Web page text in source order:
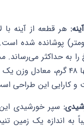
هر قطعه از آینه با
(حدود ۱۰۰ نانومتر) پوشانده
را به حداکثر می‌رساند.
رفته در کل آینه تنها ۴۸ گرم،
و کارایی این طراحی
سپر خورشیدی
تقریباً به اندازه یک